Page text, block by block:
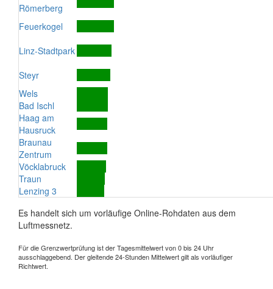
Römerberg
Feuerkogel
Linz-Stadtpark
Steyr
Wels
Bad Ischl
Haag am
Hausruck
Braunau
Zentrum
Vöcklabruck
Traun
Lenzing 3
Es handelt sich um vorläufige Online-Rohdaten aus dem
Luftmessnetz.
Für die Grenzwertprüfung ist der Tagesmittelwert von 0 bis 24 Uhr
ausschlaggebend. Der gleitende 24-Stunden Mittelwert gilt als vorläufiger
Richtwert.